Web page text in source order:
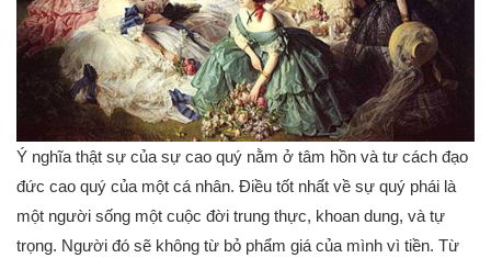
Ý nghĩa thật sự của sự cao quý nằm ở tâm hồn và tư cách đạo
đức cao quý của một cá nhân. Điều tốt nhất về sự quý phái là
một người sống một cuộc đời trung thực, khoan dung, và tự
trọng. Người đó sẽ không từ bỏ phẩm giá của mình vì tiền. Từ